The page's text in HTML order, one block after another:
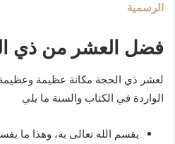
الرسمية
فضل العشر من ذي
لعشر ذي الحجة مكانة عظيمة وعظيمة
الواردة في الكتاب والسنة ما يلي
يقسم الله تعالى به، وهذا ما